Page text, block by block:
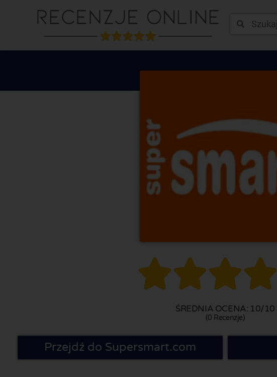

ŚREDNIA OCENA: 10/10
(0 Recenzje)
Przejdź do Supersmart.com